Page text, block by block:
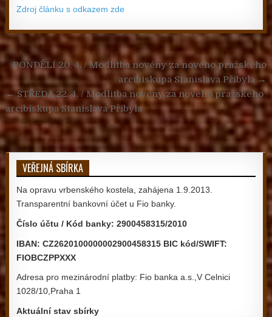
Zdroj článku s odkazem zde
Navigace pro příspěvek
PONDĚLÍ 20. 4. / Modlitba novény za nového pražského
arcibiskupa Stanislava Přibyla →
← STŘEDA 22. 4. / Modlitba novény za nového pražského
arcibiskupa Stanislava Přibyla
VEŘEJNÁ SBÍRKA
Na opravu vrbenského kostela, zahájena 1.9.2013.
Transparentní bankovní účet u Fio banky.
Číslo účtu / Kód banky: 2900458315/2010
IBAN: CZ2620100000002900458315 BIC kód/SWIFT:
FIOBCZPPXXX
Adresa pro mezinárodní platby: Fio banka a.s.,V Celnici
1028/10,Praha 1
Aktuální stav sbírky